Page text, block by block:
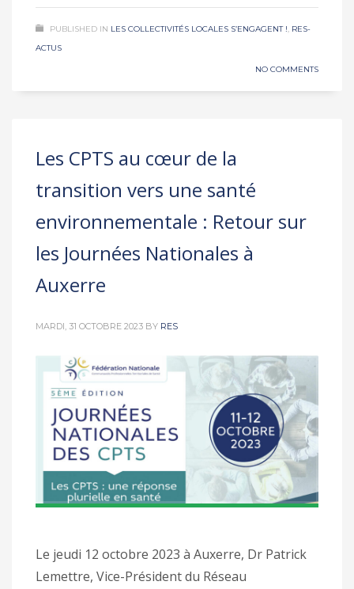
PUBLISHED IN LES COLLECTIVITÉS LOCALES S’ENGAGENT !, RES-
ACTUS
NO COMMENTS
Les CPTS au cœur de la
transition vers une santé
environnementale : Retour sur
les Journées Nationales à
Auxerre
MARDI, 31 OCTOBRE 2023 BY RES
Le jeudi 12 octobre 2023 à Auxerre, Dr Patrick
Lemettre, Vice-Président du Réseau